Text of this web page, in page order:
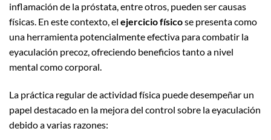
inflamación de la próstata, entre otros, pueden ser causas
físicas. En este contexto, el ejercicio físicose presenta como
una herramienta potencialmente efectiva para combatir la
eyaculación precoz, ofreciendo beneficios tanto a nivel
mental como corporal.
La práctica regular de actividad física puede desempeñar un
papel destacado en la mejora del control sobre la eyaculación
debido a varias razones: